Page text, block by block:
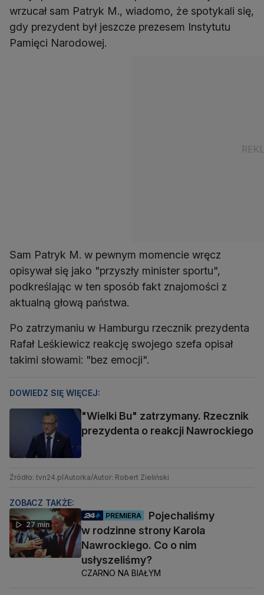
wrzucał sam Patryk M., wiadomo, że spotykali się,
gdy prezydent był jeszcze prezesem Instytutu
Pamięci Narodowej.
Sam Patryk M. w pewnym momencie wręcz
opisywał się jako "przyszły minister sportu",
podkreślając w ten sposób fakt znajomości z
aktualną głową państwa.
Po zatrzymaniu w Hamburgu rzecznik prezydenta
Rafał Leśkiewicz reakcję swojego szefa opisał
takimi słowami: "bez emocji".
DOWIEDZ SIĘ WIĘCEJ:
"Wielki Bu" zatrzymany. Rzecznik
prezydenta o reakcji Nawrockiego
Źródło: tvn24.plAutorka/Autor: Robert Zieliński
ZOBACZ TAKŻE:
27 min
PREMIERA
Pojechaliśmy
w rodzinne strony Karola
Nawrockiego. Co o nim
usłyszeliśmy?
CZARNO NA BIAŁYM